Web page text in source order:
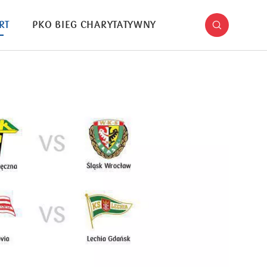
PKO BIEG CHARYTATYWNY